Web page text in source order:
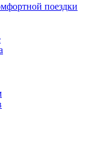
поездки